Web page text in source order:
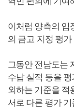
이처럼 양측의 입
의 금고 지정 평
그동안 전남도는
수납 실적 등을
외하는 기준을 적
서로 다른 평가